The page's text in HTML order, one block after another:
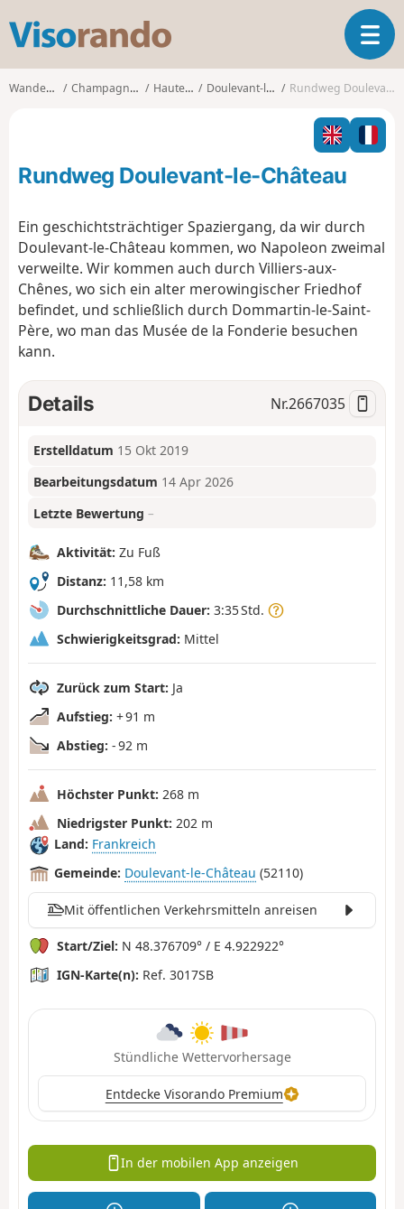
s
o
o
T
o
l
n
a
o
Wanderungen Champagne-Ardenne Haute-Marne Doulevant-le-Château Rundweg Doulevant-le-Château
Rundweg Doulevant-le-Château
Ein geschichtsträchtiger Spaziergang, da wir durch
Doulevant-le-Château kommen, wo Napoleon zweimal
verweilte. Wir kommen auch durch Villiers-aux-
Chênes, wo sich ein alter merowingischer Friedhof
befindet, und schließlich durch Dommartin-le-Saint-
Père, wo man das Musée de la Fonderie besuchen
kann.
Details Nr.2667035
Erstelldatum 15 Okt 2019
Bearbeitungsdatum 14 Apr 2026
Letzte Bewertung –
Aktivität: Zu Fuß
Distanz: 11,58 km
Durchschnittliche Dauer: 3:35 Std.
Schwierigkeitsgrad: Mittel
Zurück zum Start: Ja
Aufstieg: + 91 m
Abstieg: - 92 m
Höchster Punkt: 268 m
Niedrigster Punkt: 202 m
Land: Frankreich
Gemeinde: Doulevant-le-Château (52110)
Mit öffentlichen Verkehrsmitteln anreisen
Start/Ziel: N 48.376709° / E 4.922922°
IGN-Karte(n): Ref. 3017SB
Stündliche Wettervorhersage
Entdecke Visorando Premium
In der mobilen App anzeigen